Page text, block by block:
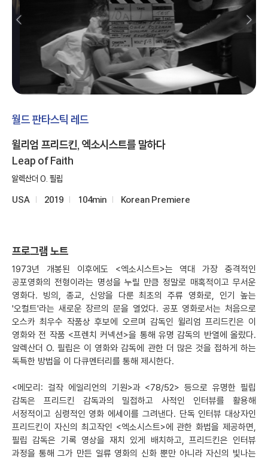
월드 판타스틱 레드
윌리엄 프리드킨, 엑소시스트를 말하다
Leap of Faith
알렉산더 O. 필립
USA 2019 104min Korean Premiere
프로그램 노트
1973년 개봉된 이후에도 <엑소시스트>는 역대 가장 충격적인
공포영화의 전형이라는 명성을 누릴 만큼 정말로 매혹적이고 무서운
영화다. 빙의, 종교, 신앙을 다룬 최초의 주류 영화로, 인기 높는
'오컬트'라는 새로운 장르의 문을 열었다. 공포 영화로서는 처음으로
오스카 최우수 작품상 후보에 오르며 감독인 윌리엄 프리드킨은 이
영화와 전 작품 <프렌치 커넥션>을 통해 유명 감독의 반열에 올랐다.
알렉산더 O. 필립은 이 영화와 감독에 관한 더 많은 것을 접하게 하는
독특한 방법을 이 다큐멘터리를 통해 제시한다.
<메모리: 걸작 에일리언의 기원>과 <78/52> 등으로 유명한 필립
감독은 프리드킨 감독과의 밀접하고 사적인 인터뷰를 활용해
서정적이고 심령적인 영화 에세이를 그려낸다. 단독 인터뷰 대상자인
프리드킨이 자신의 최고작인 <엑소시스트>에 관한 화법을 제공하면,
필립 감독은 기록 영상을 재치 있게 배치하고, 프리드킨은 인터뷰
과정을 통해 그가 만든 일류 영화의 신화 뿐만 아니라 자신의 빛나는